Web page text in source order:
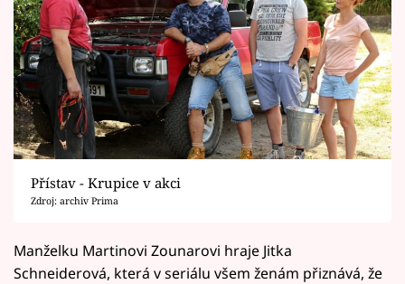
Přístav - Krupice v akci
Zdroj: archiv Prima
Manželku Martinovi Zounarovi hraje Jitka
Schneiderová, která v seriálu všem ženám přiznává, že